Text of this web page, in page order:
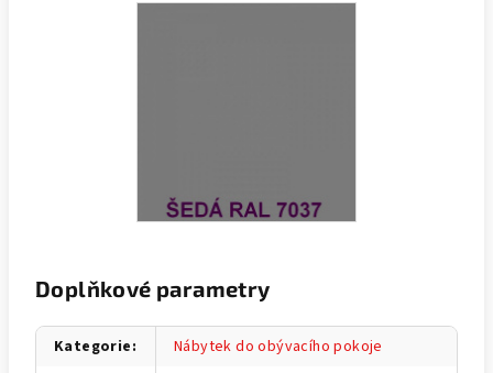
Doplňkové parametry
Kategorie: Nábytek do obývacího pokoje